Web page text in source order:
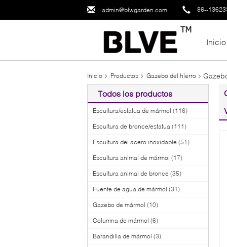
admin@blwgarden.com 86--
Inicio
Inicio Productos Gazebo del hierro
Todos los productos
Escultura/estatua de mármol (116)
Escultura de bronce/estatua (111)
Escultura del acero inoxidable (51)
Escultura animal de mármol (17)
Escultura animal de bronce (35)
Fuente de agua de mármol (31)
Gazebo de mármol (10)
Columna de mármol (6)
Barandilla de mármol (3)